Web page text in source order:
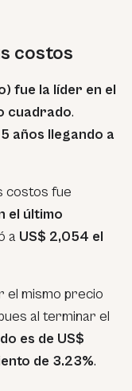
costos
fue la líder en el
cuadrado.
años llegando a
costos fue
el último
a US$ 2,054 el
el mismo precio
al terminar el
es de US$
de 3.23%.